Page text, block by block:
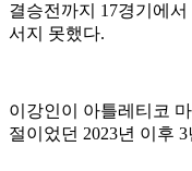
결승전까지 17경기에
서지 못했다.
이강인이 아틀레티코
절이었던 2023년 이후